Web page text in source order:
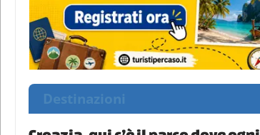
Destinazioni